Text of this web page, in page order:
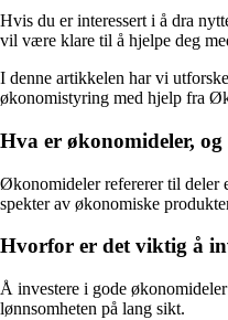
Hvis du er interessert i å dra
vil være klare til å hjelpe deg
I denne artikkelen har vi
økonomistyring med hjelp fra
Hva er økonomideler,
Økonomideler refererer til deler
spekter av økonomiske
Hvorfor er det viktig å
Å investere i gode
lønnsomheten på lang sikt.